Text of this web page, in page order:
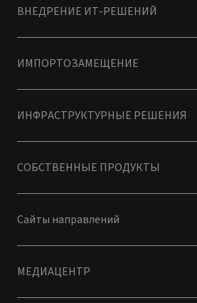
ВНЕДРЕНИЕ ИТ-РЕШЕНИЙ
ИМПОРТОЗАМЕЩЕНИЕ
ИНФРАСТРУКТУРНЫЕ РЕШЕНИЯ
СОБСТВЕННЫЕ ПРОДУКТЫ
Сайты направлений
МЕДИАЦЕНТР